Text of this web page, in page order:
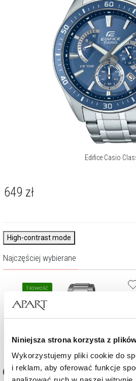
Niniejsza strona korzysta z
Wykorzystujemy pliki cookie do
i reklam, aby oferować funkcje
Edifice Casio
649 zł
High-contrast mode
Najczęściej wybierane
Nowość